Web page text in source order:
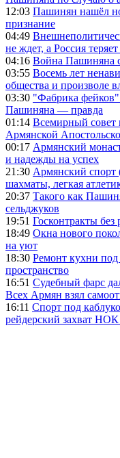
12:03 Пашинян нашёл
признание
04:49
не ждет, а Россия
04:16 Война Пашиняна
03:55 Восемь лет
общества и произволе
03:30 "Фабрика
Пашиняна — правда
01:14 Всемирный совет
Армянской
00:17 Армянский
и надежды на успех
21:30 Армянский спорт
шахматы, легкая
20:37 Такого как
сельджуков
19:51 Госконтракты
18:49 Окна нового
на уют
18:30 Ремонт кухни
пространство
16:51 Судебный фарс
Всех Армян взял
16:11 Спорт под
рейдерский захват